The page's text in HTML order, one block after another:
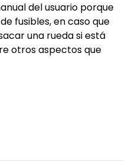
del usuario porque
fusibles, en caso que
una rueda si está
otros aspectos que